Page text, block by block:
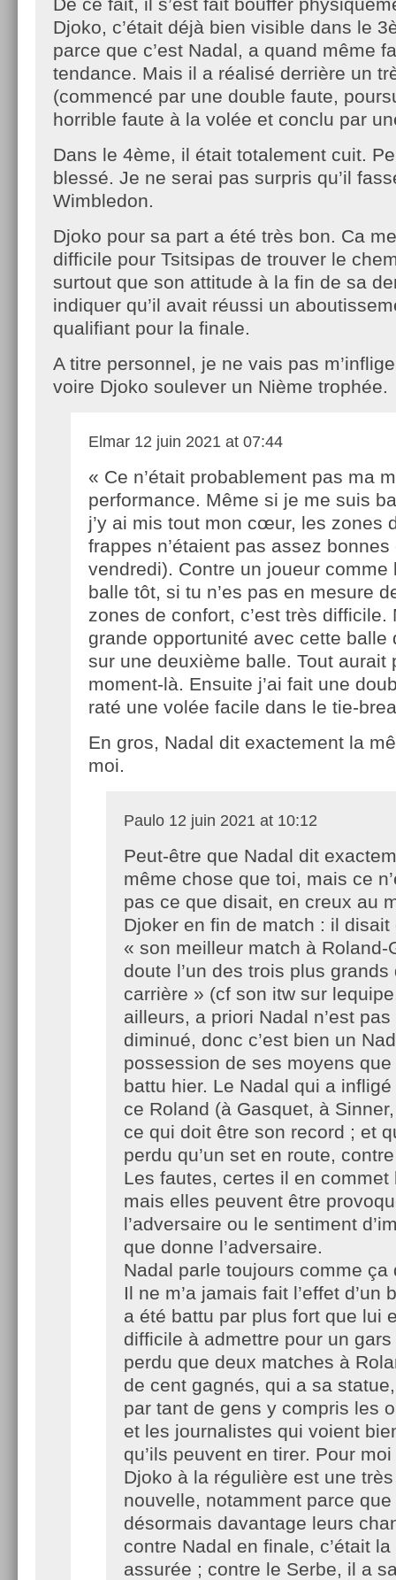
Djoko, c’était déjà bien visible dans le
parce que c’est Nadal, a quand même
tendance. Mais il a réalisé derrière un
(commencé par une double faute,
horrible faute à la volée et conclu par
Dans le 4ème, il était totalement cuit.
blessé. Je ne serai pas surpris qu’il
Wimbledon.
Djoko pour sa part a été très bon. Ca
difficile pour Tsitsipas de trouver le
surtout que son attitude à la fin de sa
indiquer qu’il avait réussi un
qualifiant pour la finale.
A titre personnel, je ne vais pas
voire Djoko soulever un Nième trophée.
Elmar 12 juin 2021 at 07:44
« Ce n’était probablement pas ma
performance. Même si je me suis
j’y ai mis tout mon cœur, les zones
frappes n’étaient pas assez
vendredi). Contre un joueur comme
balle tôt, si tu n’es pas en mesure
zones de confort, c’est très difficile.
grande opportunité avec cette balle
sur une deuxième balle. Tout aurait
moment-là. Ensuite j’ai fait une
raté une volée facile dans le tie-
En gros, Nadal dit exactement la
moi.
Paulo 12 juin 2021 at 10:12
Peut-être que Nadal dit
même chose que toi, mais ce
pas ce que disait, en creux au
Djoker en fin de match : il disait
« son meilleur match à Roland-
doute l’un des trois plus grands
carrière » (cf son itw sur
ailleurs, a priori Nadal n’est
diminué, donc c’est bien un
possession de ses moyens
battu hier. Le Nadal qui a
ce Roland (à Gasquet, à
ce qui doit être son record ; et
perdu qu’un set en route,
Les fautes, certes il en commet
mais elles peuvent être
l’adversaire ou le sentiment
que donne l’adversaire.
Nadal parle toujours comme ça
Il ne m’a jamais fait l’effet d’un
a été battu par plus fort que lui
difficile à admettre pour un gars
perdu que deux matches à
de cent gagnés, qui a sa
par tant de gens y compris les
et les journalistes qui voient
qu’ils peuvent en tirer. Pour
Djoko à la régulière est une
nouvelle, notamment parce
désormais davantage leurs
contre Nadal en finale, c’était
assurée ; contre le Serbe, il a